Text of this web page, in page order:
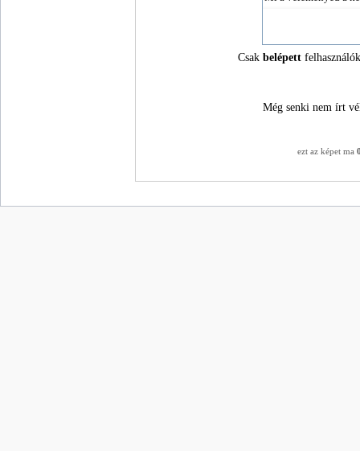
Csakbelépett
Még senki nem írt
ezt az képet ma